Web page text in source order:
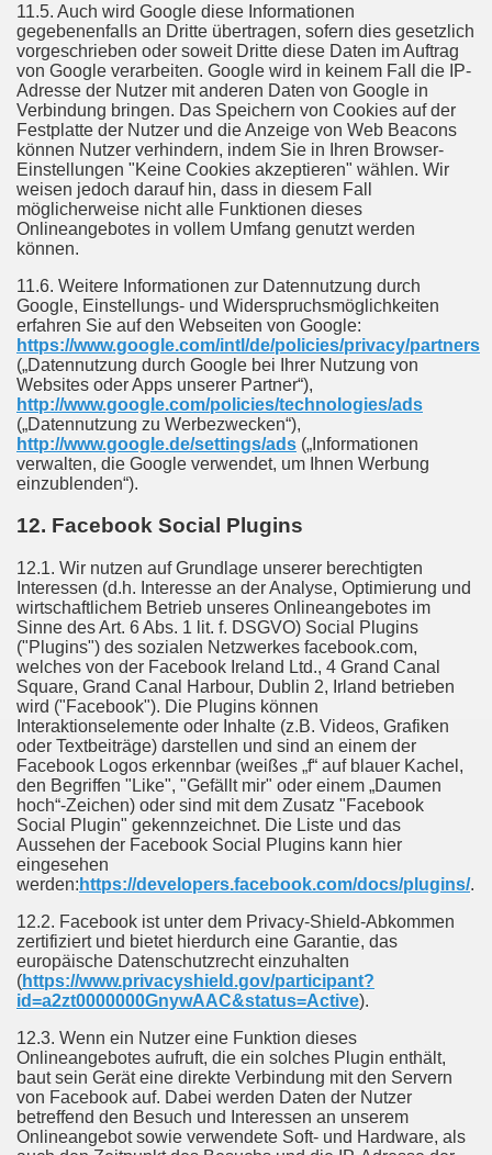
11.5. Auch wird Google diese Informationen
gegebenenfalls an Dritte übertragen, sofern dies gesetzlich
vorgeschrieben oder soweit Dritte diese Daten im Auftrag
von Google verarbeiten. Google wird in keinem Fall die IP-
Adresse der Nutzer mit anderen Daten von Google in
Verbindung bringen. Das Speichern von Cookies auf der
Festplatte der Nutzer und die Anzeige von Web Beacons
können Nutzer verhindern, indem Sie in Ihren Browser-
Einstellungen "Keine Cookies akzeptieren" wählen. Wir
weisen jedoch darauf hin, dass in diesem Fall
möglicherweise nicht alle Funktionen dieses
Onlineangebotes in vollem Umfang genutzt werden
können.
11.6. Weitere Informationen zur Datennutzung durch
Google, Einstellungs- und Widerspruchsmöglichkeiten
erfahren Sie auf den Webseiten von Google:
https://www.google.com/intl/de/policies/privacy/partners
(„Datennutzung durch Google bei Ihrer Nutzung von
Websites oder Apps unserer Partner“),
http://www.google.com/policies/technologies/ads
(„Datennutzung zu Werbezwecken“),
http://www.google.de/settings/ads („Informationen
verwalten, die Google verwendet, um Ihnen Werbung
einzublenden“).
12. Facebook Social Plugins
12.1. Wir nutzen auf Grundlage unserer berechtigten
Interessen (d.h. Interesse an der Analyse, Optimierung und
wirtschaftlichem Betrieb unseres Onlineangebotes im
Sinne des Art. 6 Abs. 1 lit. f. DSGVO) Social Plugins
("Plugins") des sozialen Netzwerkes facebook.com,
welches von der Facebook Ireland Ltd., 4 Grand Canal
Square, Grand Canal Harbour, Dublin 2, Irland betrieben
wird ("Facebook"). Die Plugins können
Interaktionselemente oder Inhalte (z.B. Videos, Grafiken
oder Textbeiträge) darstellen und sind an einem der
Facebook Logos erkennbar (weißes „f“ auf blauer Kachel,
den Begriffen "Like", "Gefällt mir" oder einem „Daumen
hoch“-Zeichen) oder sind mit dem Zusatz "Facebook
Social Plugin" gekennzeichnet. Die Liste und das
Aussehen der Facebook Social Plugins kann hier
eingesehen
werden: https://developers.facebook.com/docs/plugins/.
12.2. Facebook ist unter dem Privacy-Shield-Abkommen
zertifiziert und bietet hierdurch eine Garantie, das
europäische Datenschutzrecht einzuhalten
(https://www.privacyshield.gov/participant?
id=a2zt0000000GnywAAC&status=Active).
12.3. Wenn ein Nutzer eine Funktion dieses
Onlineangebotes aufruft, die ein solches Plugin enthält,
baut sein Gerät eine direkte Verbindung mit den Servern
von Facebook auf. Dabei werden Daten der Nutzer
betreffend den Besuch und Interessen an unserem
Onlineangebot sowie verwendete Soft- und Hardware, als